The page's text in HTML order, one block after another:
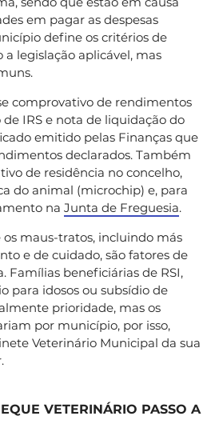
em pagar as despesas
define os critérios de
legislação aplicável, mas
comprovativo de rendimentos
IRS e nota de liquidação do
emitido pelas Finanças que
declarados. Também
de residência no concelho,
do animal (microchip) e, para
na Junta de Freguesia.
maus-tratos, incluindo más
e de cuidado, são fatores de
Famílias beneficiárias de RSI,
para idosos ou subsídio de
prioridade, mas os
por município, por isso,
Veterinário Municipal da sua
VETERINÁRIO PASSO A